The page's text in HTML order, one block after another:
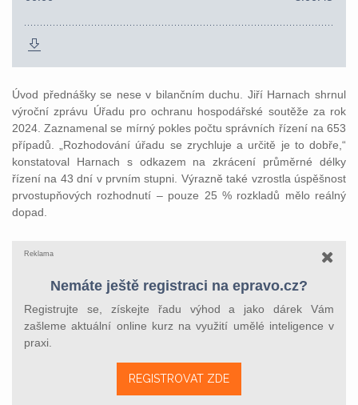
Úvod přednášky se nese v bilančním duchu. Jiří Harnach shrnul
výroční zprávu Úřadu pro ochranu hospodářské soutěže za rok
2024. Zaznamenal se mírný pokles počtu správních řízení na 653
případů. „Rozhodování úřadu se zrychluje a určitě je to dobře,“
konstatoval Harnach s odkazem na zkrácení průměrné délky
řízení na 43 dní v prvním stupni. Výrazně také vzrostla úspěšnost
prvostupňových rozhodnutí – pouze 25 % rozkladů mělo reálný
dopad.
Reklama
Nemáte ještě registraci na epravo.cz?
Registrujte se, získejte řadu výhod a jako dárek Vám
zašleme aktuální online kurz na využití umělé inteligence v
praxi.
REGISTROVAT ZDE